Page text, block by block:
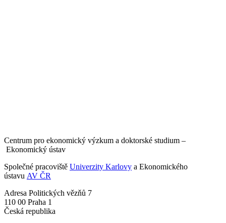
Centrum pro ekonomický výzkum a doktorské studium –
Ekonomický ústav
Společné pracoviště Univerzity Karlovy a Ekonomického
ústavu AV ČR
Adresa Politických vězňů 7
110 00 Praha 1
Česká republika